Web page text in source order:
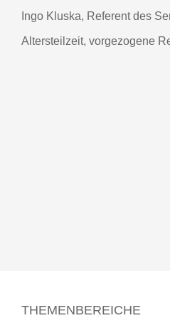
Ingo Kluska, Referent des
Altersteilzeit, vorgezogene
THEMENBEREICHE